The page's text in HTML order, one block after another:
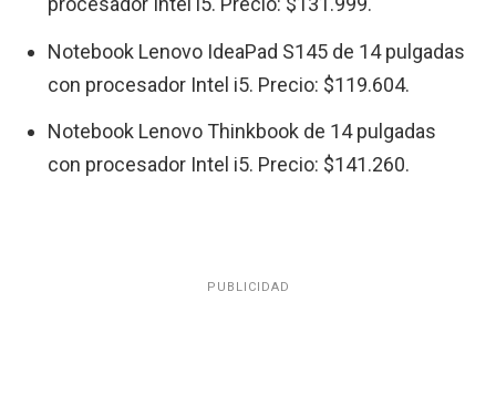
Notebook Lenovo IdeaPad S145 de 14 pulgadas
con procesador Intel i5. Precio: $119.604.
Notebook Lenovo Thinkbook de 14 pulgadas
con procesador Intel i5. Precio: $141.260.
PUBLICIDAD